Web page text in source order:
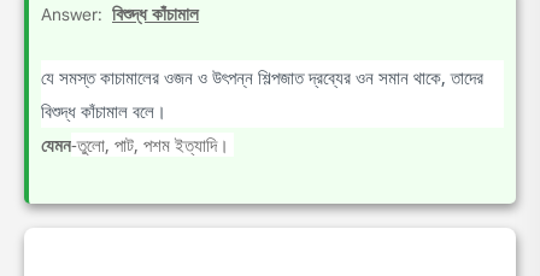
Answer: বিশুদ্ধ কাঁচামাল
যে সমস্ত কাচামালের ওজন ও উৎপন্ন শিল্পজাত দ্রব্যের ওন সমান থাকে, তাদের
বিশুদ্ধ কাঁচামাল বলে।
যেমন-তুলো, পাট, পশম ইত্যাদি।